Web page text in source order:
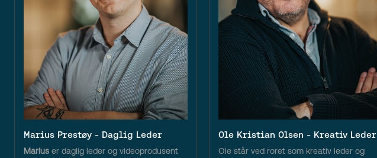
Marius Prestøy - Daglig Leder
Marius er daglig leder og videoprodusent
Ole Kristian Olsen - Kreativ Leder
Ole står ved roret som kreativ leder og